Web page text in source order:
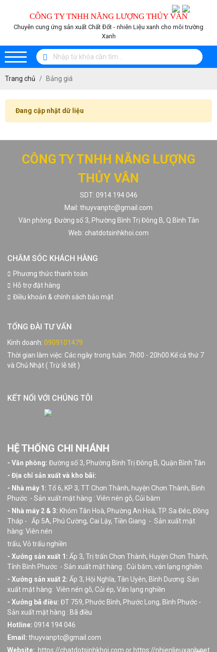
CÔNG TY TNHH NĂNG LƯỢNG THỦY VÂN
Chuyên cung ứng sản xuất Chất Đốt - nhiên Liệu xanh cho môi trường
Xanh
Trang chủ Bảng giá
Đang cập nhật dữ liệu
CÔNG TY TNHH NĂNG LƯỢNG
THỦY VÂN
SDT: 0914 194 046
Mail: thuyvanptc@gmail.com
Văn phòng: Đường số 3, Phường Bình Trị Đông B, Q.Bình Tân
Web: chatdotsinhkhoi.com
CHĂM SÓC KHÁCH HÀNG
Phương thức thanh toán
Hỗ trợ đặt hàng
Điều khoản & chính sách bảo mật
TỔNG ĐÀI TƯ VẤN
Kinh doanh: 0909101479
Thời gian làm việc: Các ngày trong tuần: 7h00 - 20h00 Kể cả thứ 7
và Chủ Nhật ( Trừ lễ tết )
KẾT NỐI VỚI CHÚNG TÔI
HỆ THỐNG CHI NHÁNH
- Văn phòng: Đường số 3, Phường Bình Trị Đông B, Quận Bình Tân
- Địa chỉ sản xuất và kho bãi:
- Nhà máy 1: Tổ 6, KP 3, TT Chơn Thành, huyện Chơn Thành, Bình
Phước - Sản xuất mặt hàng : Viên nén gỗ, Củi băm
- Nhà máy 2 & 3: Khóm Tân Hoà, Phường An Hoà, TP. Sa Đéc, Đồng
Tháp - Ấp 5A, Phú Cường, Cai Lậy, Tiền Giang - Sản xuất mặt
hàng: Viên nén
trấu, Vỏ trấu nghiền
- Xưởng sản xuất 1: Ấp 3, Trị trấn Chơn Thành, Huyện Chơn Thành,
Tỉnh Bình Phước - Sản xuất mặt hàng : Củi băm, ván lạng nghiền
- Xưởng sản xuất 2: Ấp 3, Hội Nghĩa, Tân Uyên, Bình Dương: Sản
xuất mặt hàng: Viên nén gỗ, Củi ép, Ván lạng nghiền
- Xưởng bã điều: ĐT 759, Phước Bình, Phước Long, Bình Phước -
Sản xuất mặt hàng : Bã điều
Hotline: 0914 194 046
Email: thuyvanptc@gmail.com
Website: https://chatdotsinhkhoi.com or https://nhienlieuxanh.net